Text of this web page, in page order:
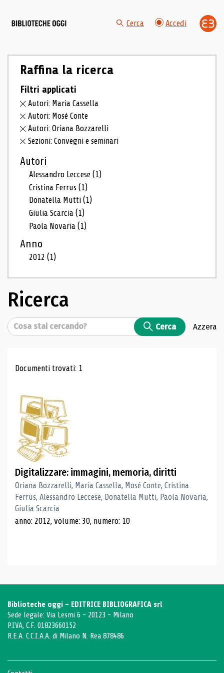
Cerca Accedi
Raffina la ricerca
Filtri applicati
Autori: Maria Cassella
Autori: Mosé Conte
Autori: Oriana Bozzarelli
Sezioni: Convegni e seminari
Autori
Alessandro Leccese(1)
Cristina Ferrus(1)
Donatella Mutti(1)
Giulia Scarcia(1)
Paola Novaria(1)
Anno
2012(1)
Ricerca
Cerca Cerca Azzera
Risultati di ricerca
Documenti trovati: 1
Digitalizzare: immagini, memoria, diritti
Oriana Bozzarelli, Maria Cassella, Mosé Conte, Cristina
Ferrus, Alessandro Leccese, Donatella Mutti, Paola Novaria,
Giulia Scarcia
anno: 2012, volume: 30, numero: 10
Biblioteche oggi - EDITRICE BIBLIOGRAFICA srl
Sede legale: Via Lesmi 6 - 20123 - Milano
P.IVA, C.F. 01823660152
R.E.A. C.C.I.A.A. di Milano N. Rea 878486